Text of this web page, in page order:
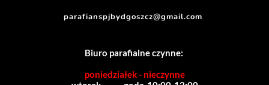
parafianspjbydgoszcz@gmail.com
Biuro parafialne czynne:
poniedziałek - nieczynne